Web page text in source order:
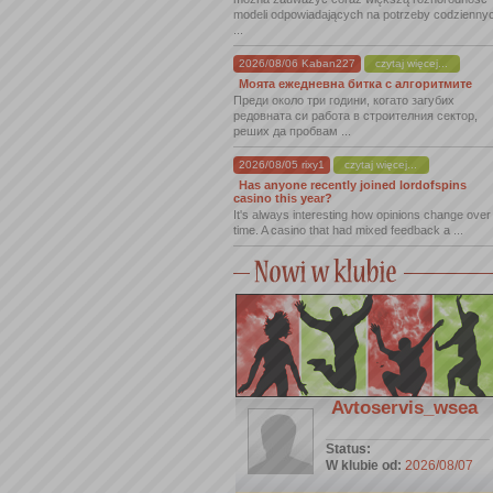
modeli odpowiadających na potrzeby
2026/08/06 Kaban227 czytaj więcej...
Моята ежедневна битка с алгоритмите
Преди около три години, когато загубих
редовната си работа в строителния сектор,
реших да пробвам ...
2026/08/05 rixy1 czytaj więcej...
Has anyone recently joined lordofspins
casino this year?
It's always interesting how opinions change over
time. A casino that had mixed feedback a ...
Avtoservis_wsea
Status:
W klubie od: 2026/08/07